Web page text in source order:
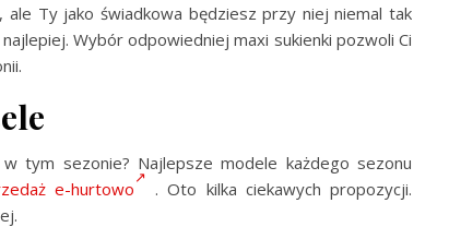
ale Ty jako świadkowa będziesz przy niej niemal tak
Wybór odpowiedniej maxi sukienki pozwoli Ci
tym sezonie? Najlepsze modele każdego sezonu
e-hurtowo
. Oto kilka ciekawych propozycji.